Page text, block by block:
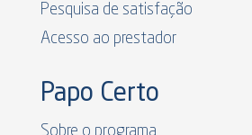
Pesquisa de satisfação
Acesso ao prestador
Papo Certo
Sobre o programa